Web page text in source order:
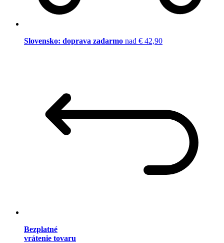
Slovensko: doprava zadarmo nad € 42,90
Bezplatné
vrátenie tovaru